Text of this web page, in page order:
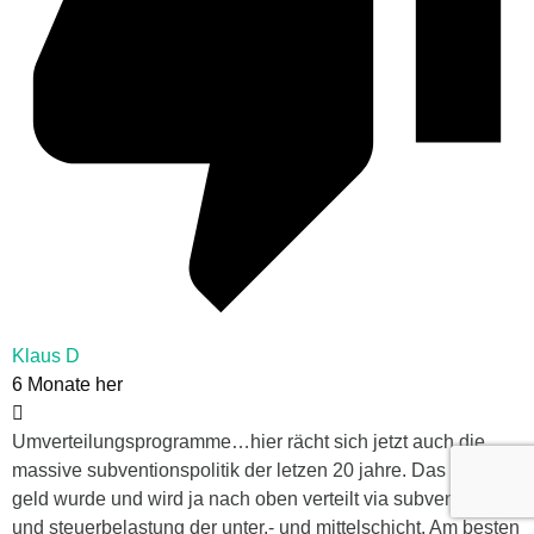
Klaus D
6 Monate her
Umverteilungsprogramme…hier rächt sich jetzt auch die
massive subventionspolitik der letzen 20 jahre. Das meiste
geld wurde und wird ja nach oben verteilt via subventionen
und steuerbelastung der unter,- und mittelschicht. Am besten